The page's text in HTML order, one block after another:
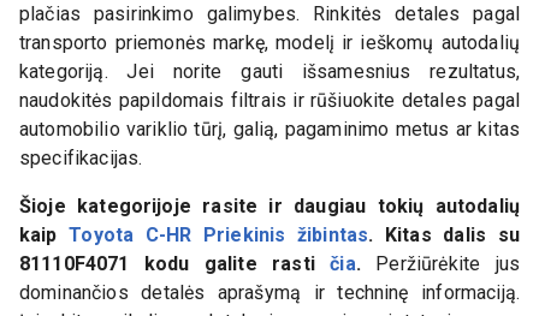
plačias pasirinkimo galimybes. Rinkitės detales pagal
transporto priemonės markę, modelį ir ieškomų autodalių
kategoriją. Jei norite gauti išsamesnius rezultatus,
naudokitės papildomais filtrais ir rūšiuokite detales pagal
automobilio variklio tūrį, galią, pagaminimo metus ar kitas
specifikacijas.
Šioje kategorijoje rasite ir daugiau tokių autodalių
kaipToyota C-HR Priekinis žibintas. Kitas dalis su
81110F4071
kodu galite rastičia. Peržiūrėkite jus
dominančios detalės aprašymą ir techninę informaciją.